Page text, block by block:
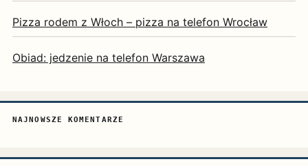
Pizza rodem z Włoch – pizza na telefon Wrocław
Obiad: jedzenie na telefon Warszawa
NAJNOWSZE KOMENTARZE